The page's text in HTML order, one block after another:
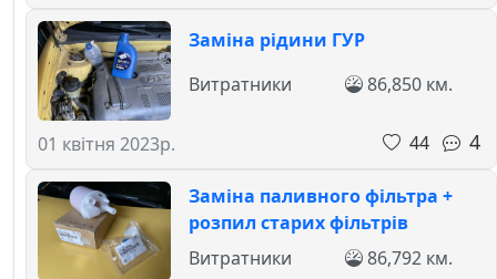
Заміна рідини ГУР
01 квітня 2023р.
Витратники 86,850 км.
44 4
Заміна паливного фільтра +
розпил старих фільтрів
Витратники
86,792 км.